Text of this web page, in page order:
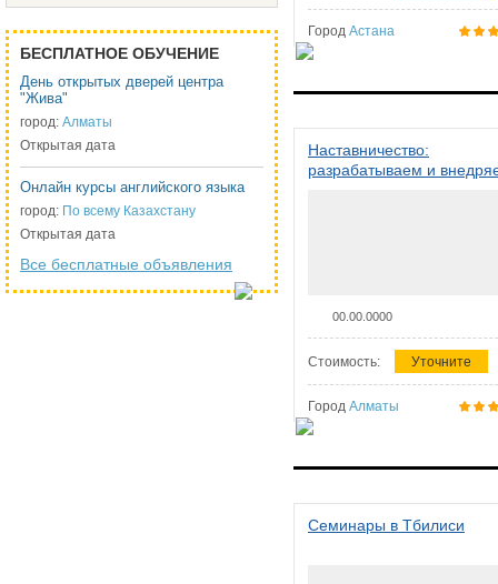
БЕСПЛАТНОЕ ОБУЧЕНИЕ
День открытых дверей центра
"Жива"
город: Алматы
Открытая дата
Онлайн курсы английского языка
город: По всему Казахстану
Открытая дата
Все бесплатные объявления
Город Астана
Наставничество:
разрабатываем и
00.00.0000
Стоимость: Уточните
Город Алматы
Семинары в Тбилиси